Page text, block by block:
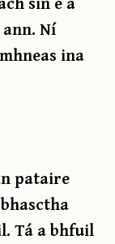
Ní
ina
pataire
Tá a bhfuil